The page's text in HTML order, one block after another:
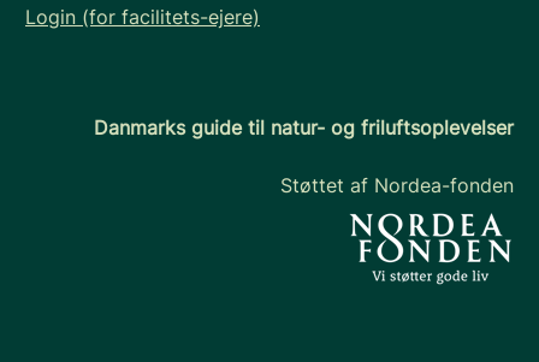
Login (for facilitets-ejere)
Danmarks guide til natur- og friluftsoplevelser
Støttet af Nordea-fonden